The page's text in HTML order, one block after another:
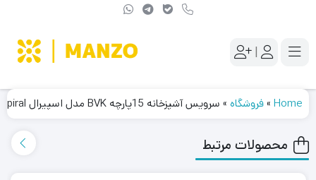
|
Home
»فروشگاه » سرویس آشپزخانه 15پارچه BVK مدل اسپیرال Spiral
محصولات مرتبط